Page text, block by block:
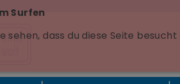
Surfen
dass du diese Seite